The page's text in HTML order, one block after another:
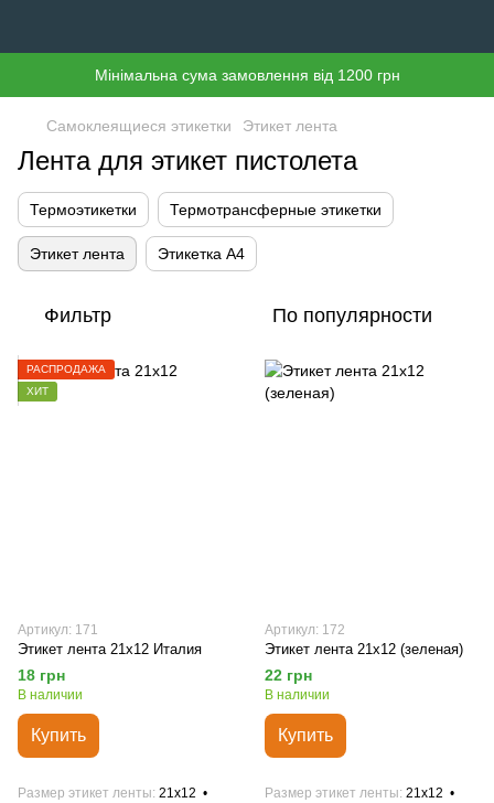
Мінімальна сума замовлення від 1200 грн
Самоклеящиеся этикетки Этикет лента
Лента для этикет пистолета
Термоэтикетки Термотрансферные этикетки
Этикет лента Этикетка А4
Фильтр По популярности
РАСПРОДАЖА
ХИТ
Артикул: 171
Этикет лента 21х12 Италия
18 грн
В наличии
Купить
Размер этикет ленты 21х12
Артикул: 172
Этикет лента 21х12 (зеленая)
22 грн
В наличии
Купить
Размер этикет ленты 21х12